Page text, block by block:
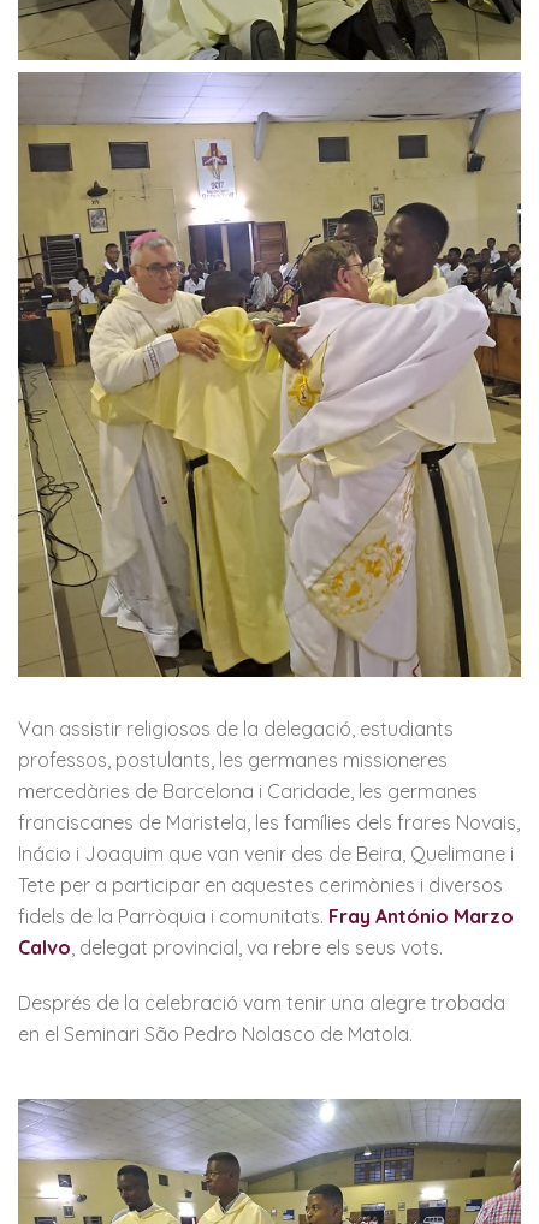
Van assistir religiosos de la delegació, estudiants
professos, postulants, les germanes missioneres
mercedàries de Barcelona i Caridade, les germanes
franciscanes de Maristela, les famílies dels frares Novais,
Inácio i Joaquim que van venir des de Beira, Quelimane i
Tete per a participar en aquestes cerimònies i diversos
fidels de la Parròquia i comunitats. Fray António Marzo
Calvo , delegat provincial, va rebre els seus vots.
Després de la celebració vam tenir una alegre trobada
en el Seminari São Pedro Nolasco de Matola.